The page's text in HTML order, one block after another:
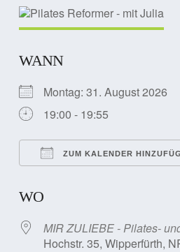
WANN
Montag: 31. August 2026
19:00 - 19:55
ZUM KALENDER
WO
MIR ZULIEBE - Pilates-
Hochstr. 35, Wipperfürth,